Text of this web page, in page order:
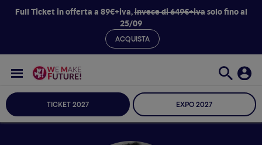
Full Ticket in offerta a 89€+iva,invece di 649€+ivasolo fino al
25/09
ACQUISTA
TICKET 2027 EXPO 2027